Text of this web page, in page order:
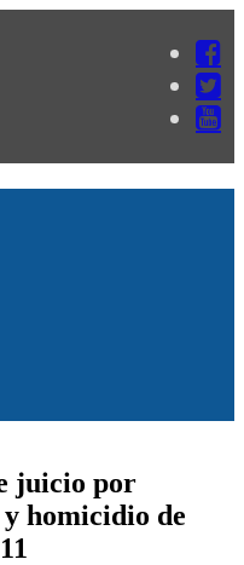
juicio por
homicidio de